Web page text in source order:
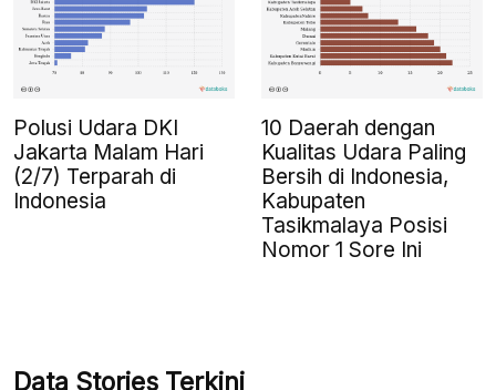
Polusi Udara DKI
Jakarta Malam Hari
(2/7) Terparah di
Indonesia
10 Daerah dengan
Kualitas Udara Paling
Bersih di Indonesia,
Kabupaten
Tasikmalaya Posisi
Nomor 1 Sore Ini
Data Stories Terkini